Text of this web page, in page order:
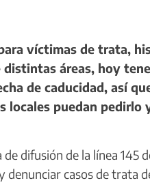
víctimas de trata,
áreas, hoy
de caducidad, así
locales puedan pedirlo
difusión de la línea 145
casos de trata